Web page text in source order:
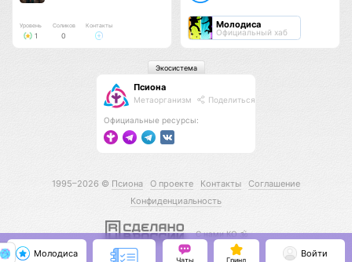
Уровень
1
Соликов
0
Контакты Молодиса
Официальный хаб
Псиона
Метаорганизм Поделиться
Официальные ресурсы:
Экосистема
1995–2026 © Псиона О проекте Контакты
Соглашение
Конфиденциальность
С нами КО 🕉️
Молодиса
Чаты Гринд
Войти